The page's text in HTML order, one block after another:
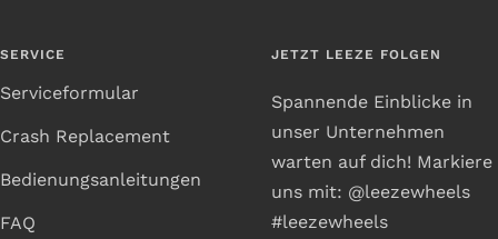
SERVICE
Serviceformular
Crash Replacement
Bedienungsanleitungen
FAQ
JETZT LEEZE FOLGEN
Spannende Einblicke in
unser Unternehmen
warten auf dich! Markiere
uns mit: @leezewheels
#leezewheels